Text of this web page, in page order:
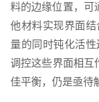
料的边缘位置，可
他材料实现界面
量的同时钝化活
调控这些界面相互
佳平衡，仍是亟待